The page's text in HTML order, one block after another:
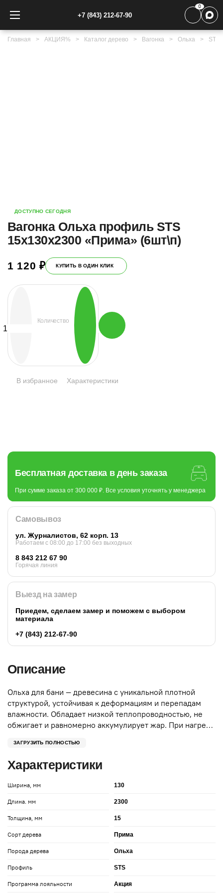
+7 (843) 212-67-90
0
Главная АКЦИЯ% Каталог дерево Вагонка Ольха STS
ДОСТУПНО СЕГОДНЯ
Вагонка Ольха профиль STS
15х130х2300 «Прима» (6шт\п)
1 120 ₽ КУПИТЬ В ОДИН КЛИК
Количество
Количество
Ольха
профиль
«Прима»
В избранное Характеристики
Бесплатная доставка в день заказа
При сумме заказа от 300 000 ₽. Все условия уточнять у менеджера
Самовывоз
ул. Журналистов, 62 корп. 13
Работаем c 08:00 до 17:00 без выходных
8 843 212 67 90
Горячая линия
Выезд на замер
Приедем, сделаем замер и поможем с выбором
материала
+7 (843) 212-67-90
Описание
Ольха для бани — древесина с уникальной плотной
структурой, устойчивая к деформациям и перепадам
влажности. Обладает низкой теплопроводностью, не
обжигает и равномерно аккумулирует жар. При нагреве
медового до глубокого терракотового. Не смолит,
волокнах создают легкий антисептический эффект.
дубильных веществ, сохраняя прочность даже в
экстремальных условиях парной. Мягкая в обработке,
отделки и мебели, сочетая практичность с теплой
эстетикой древесины.
ЗАГРУЗИТЬ ПОЛНОСТЬЮ
Характеристики
Ширина, мм 130
Длина. мм 2300
Толщина, мм 15
Сорт дерева Прима
Порода дерева Ольха
Профиль STS
Программа лояльности Акция